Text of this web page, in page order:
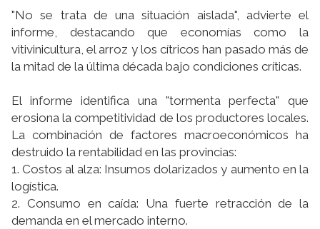
"No se trata de una situación aislada", advierte el
informe, destacando que economías como la
vitivinicultura, el arroz y los cítricos han pasado más de
la mitad de la última década bajo condiciones críticas.
El informe identifica una "tormenta perfecta" que
erosiona la competitividad de los productores locales.
La combinación de factores macroeconómicos ha
destruido la rentabilidad en las provincias:
1. Costos al alza: Insumos dolarizados y aumento en la
logística.
2. Consumo en caída: Una fuerte retracción de la
demanda en el mercado interno.